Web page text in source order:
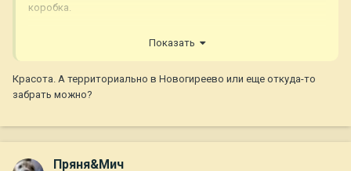
коробка.
Показать
Красота. А территориально в Новогиреево или еще откуда-то
забрать можно?
Пряня&Мич